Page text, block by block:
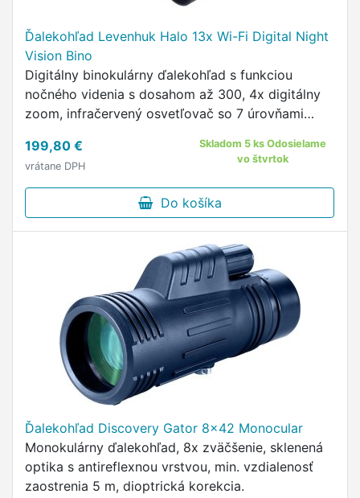
Ďalekohľad Levenhuk Halo 13x Wi-Fi Digital Night
Vision Bino
Digitálny binokulárny ďalekohľad s funkciou
nočného videnia s dosahom až 300, 4x digitálny
zoom, infračervený osvetľovač so 7 úrovňami
na 6 AA batérií.
199,80 €
vrátane DPH
Skladom 5 ks Odosielame
vo štvrtok
Do košíka
Ďalekohľad Discovery Gator 8x42 Monocular
Monokulárny ďalekohľad, 8x zväčšenie, sklenená
optika s antireflexnou vrstvou, min. vzdialenosť
zaostrenia 5 m, dioptrická korekcia.